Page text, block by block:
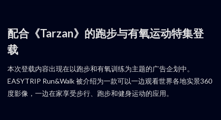
配合《Tarzan》的跑步与有氧运动特集登
载
本次登载内容出现在以跑步和有氧训练为主题的广告企划中。
EASYTRIP Run&Walk 被介绍为一款可以一边观看世界各地实景360
度影像，一边在家享受步行、跑步和健身运动的应用。